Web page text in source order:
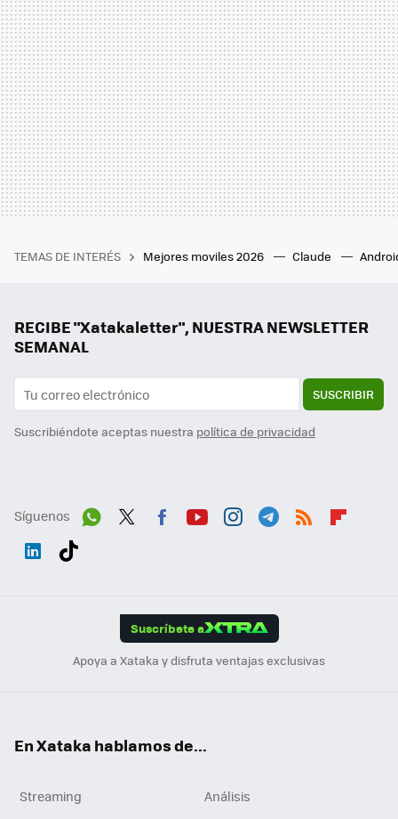
TEMAS DE INTERÉS Mejores moviles 2026 Claude
RECIBE "Xatakaletter", NUESTRA NEWSLETTER
SEMANAL
SUSCRIBIR
Suscribiéndote aceptas nuestra política de privacidad
Síguenos
Suscríbete a
Apoya a Xataka y disfruta ventajas exclusivas
En Xataka hablamos de...
Streaming
Análisis